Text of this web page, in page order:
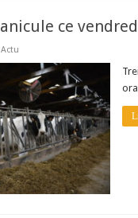
ce
Actu